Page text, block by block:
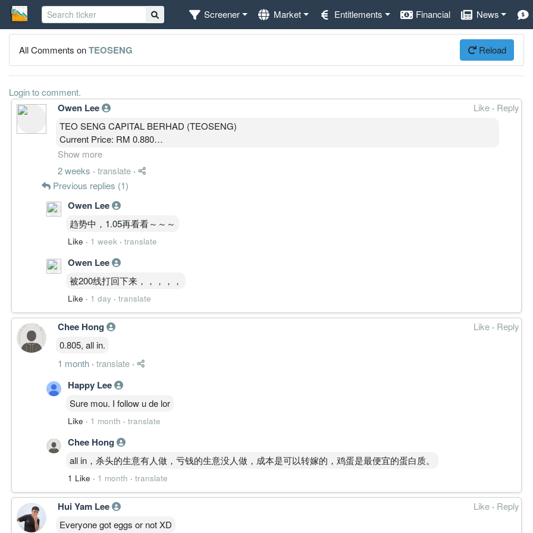
Screener Market Entitlements Financial News
All Comments onTEOSENG Reload
Login to comment.
Owen Lee Like · Reply
TEO SENG CAPITAL BERHAD (TEOSENG)
Current Price: RM 0.880
MBOW 5.0 Public Analysis
Analysis: 23 Jul 2026, 3.08pm MYT (intraday)
————————
MARKET STATE │ 结构状态
State: BASE
SP: 6 / 10
SPD: 7 / 10
周线价格从 0.750－0.790 底部区域连续回升，重新站上 0.850 并测试 0.880，开始接触周线云层及主要 VPVR
成交区下沿。
周线 MACD 在零轴下方形成向上交叉，正柱开始增加，中期下行动能已减弱，修复方向保持正面。
周线 OBV 从近期低位持续抬高，价格回升同时获得参与度配合；突破 0.800－0.850 期间的成交活跃度明显高
于前段整理期。
1D／4H／30M 已进入 CLIMB，周线与月线仍处 BASE。
一句总结:
————————
TIMEFRAME TRANSITION FLOW │ 周期迁移
30M: CLIMB
4H: CLIMB
1D: CLIMB
1W: BASE
1M: BASE
Transition
Show more
2 weeks · translate ·
Previous replies (1)
Owen Lee
趋势中，1.05再看看～～～
Like · 1 week · translate
Owen Lee
被200线打回下来，，，，，
Like · 1 day · translate
Chee Hong Like · Reply
0.805, all in.
1 month · translate ·
Happy Lee
Sure mou. I follow u de lor
Like · 1 month · translate
Chee Hong
all in，杀头的生意有人做，亏钱的生意没人做，成本是可以转嫁的，鸡蛋是最便宜的蛋白质。
1 Like · 1 month · translate
Hui Yam Lee Like · Reply
Everyone got eggs or not XD